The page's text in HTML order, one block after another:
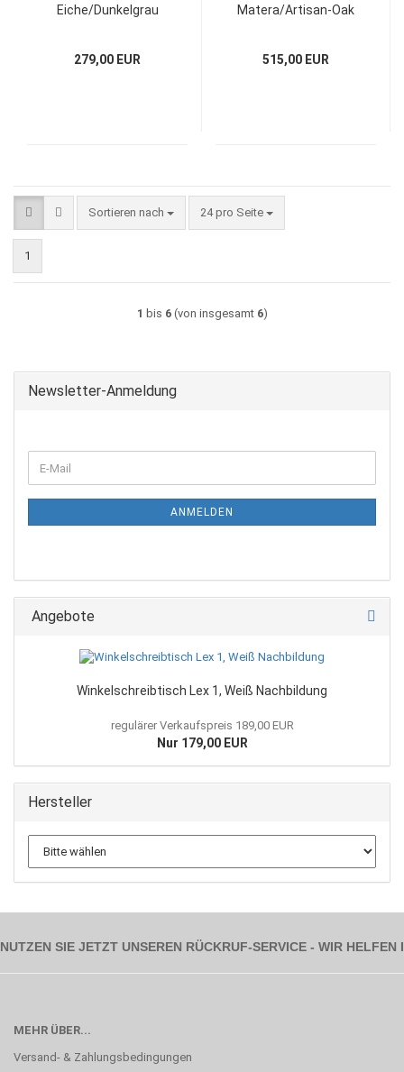
Eiche/Dunkelgrau
279,00 EUR
Matera/Artisan-Oak
515,00 EUR
Sortieren nach
Sortieren nach 24 pro Seite
pro Seite
1
1 bis 6(von insgesamt 6)
Newsletter-Anmeldung
ZUR
E-
Mail
ANMELDEN
Angebote
Winkelschreibtisch Lex 1, Weiß Nachbildung
regulärer Verkaufspreis 189,00 EUR
Nur 179,00 EUR
Hersteller
NUTZEN SIE JETZT UNSEREN RÜCKRUF-SERVICE - WIR
MEHR ÜBER...
Versand- & Zahlungsbedingungen